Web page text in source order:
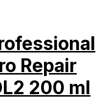
Repair
200 ml